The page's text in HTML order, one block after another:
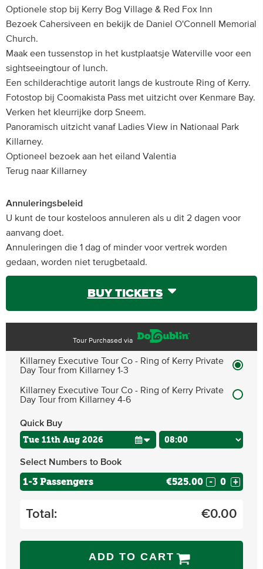
Optionele stop bij Kerry Bog Village & Red Fox Inn
Bezoek Cahersiveen en bekijk de Daniel O'Connell Memorial
Church.
Maak een tussenstop in het kustplaatsje Waterville voor een
sightseeingtour of lunch.
Een schilderachtige autorit langs de kustroute Ring of Kerry.
Fotostop bij Coomakista Pass met uitzicht over Kenmare Bay.
Verken het kleurrijke dorp Sneem.
Panoramisch uitzicht vanaf Ladies View in Nationaal Park
Killarney.
Optioneel bezoek aan het eiland Valentia
Terug naar Killarney
Annuleringsbeleid
U kunt de tour kosteloos annuleren als u dit 2 dagen voor
aanvang doet.
Annuleringen die 1 dag of minder voor vertrek worden
gedaan, worden niet terugbetaald.
BUY TICKETS
Tour Purchased via
Killarney Executive Tour Co - Ring of Kerry Private
Day Tour from Killarney 1-3
Killarney Executive Tour Co - Ring of Kerry Private
Day Tour from Killarney 4-6
Quick Buy
Select Numbers to Book
1-3 Passengers €525.00 - +
Total: €0.00
ADD TO CART